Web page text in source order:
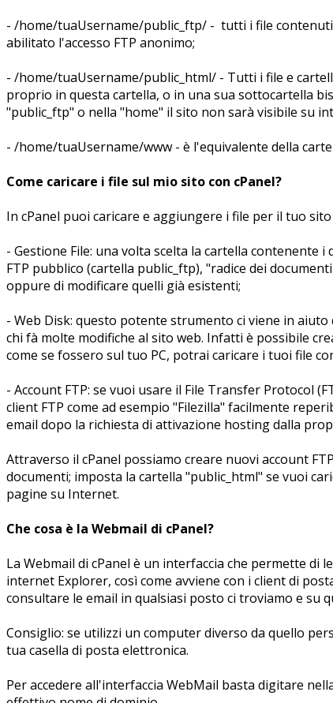
- /home/tuaUsername/public_ftp/ - tutti i file
abilitato l'accesso FTP anonimo;
- /home/tuaUsername/public_html/ - Tutti i file e
proprio in questa cartella, o in una sua sottocartella
"public_ftp" o nella "home" il sito non sarà visibile su
- /home/tuaUsername/www - è l'equivalente della
Come caricare i file sul mio sito con cPanel?
In cPanel puoi caricare e aggiungere i file per il tuo
- Gestione File: una volta scelta la cartella contenente
FTP pubblico (cartella public_ftp), "radice dei
oppure di modificare quelli già esistenti;
- Web Disk: questo potente strumento ci viene in
chi fà molte modifiche al sito web. Infatti è possibile
come se fossero sul tuo PC, potrai caricare i tuoi file
- Account FTP: se vuoi usare il File Transfer Protocol
client FTP come ad esempio "Filezilla" facilmente
email dopo la richiesta di attivazione hosting dalla
Attraverso il cPanel possiamo creare nuovi account
documenti; imposta la cartella "public_html" se vuoi
pagine su Internet.
Che cosa è la Webmail di cPanel?
La Webmail di cPanel è un interfaccia che permette
internet Explorer, così come avviene con i client di
consultare le email in qualsiasi posto ci troviamo e su
Consiglio: se utilizzi un computer diverso da quello
tua casella di posta elettronica.
Per accedere all'interfaccia WebMail basta digitare